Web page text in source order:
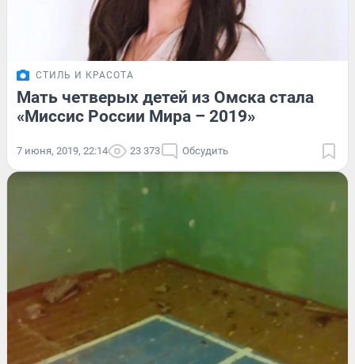
СТИЛЬ И КРАСОТА
Мать четверых детей из Омска стала
«Миссис России Мира – 2019»
7 июня, 2019, 22:14 23 373 Обсудить